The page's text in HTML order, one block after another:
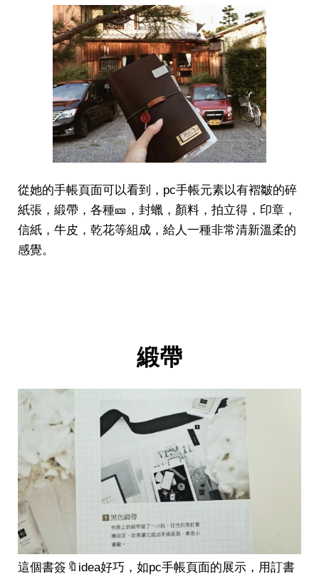
從她的手帳頁面可以看到，pc手帳元素以有褶皺的碎
紙張，緞帶，各種🎫，封蠟，顏料，拍立得，印章，
信紙，牛皮，乾花等組成，給人一種非常清新溫柔的
感覺。
緞帶
這個書簽🔖idea好巧，如pc手帳頁面的展示，用訂書